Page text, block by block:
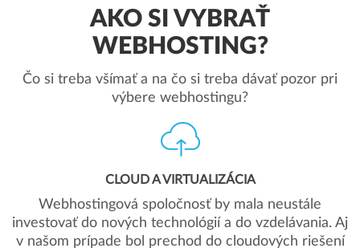
AKO SI VYBRAŤ
WEBHOSTING?
Čo si treba všímať a na čo si treba dávať pozor pri
výbere webhostingu?
CLOUD A VIRTUALIZÁCIA
Webhostingová spoločnosť by mala neustále
investovať do nových technológií a do vzdelávania. Aj
v našom prípade bol prechod do cloudových riešení